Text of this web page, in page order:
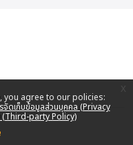
you agree to our policies:
จัดเก็บข้อมูลส่วนบุคคล (Privacy
(Third-party Policy)